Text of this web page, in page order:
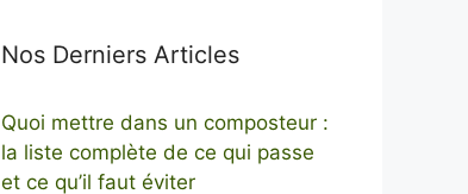
Nos Derniers Articles
Quoi mettre dans un composteur :
la liste complète de ce qui passe
et ce qu’il faut éviter